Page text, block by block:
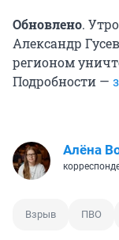
Обновлено.
Александр
регионом
Подробности —
Алёна
Взрыв ПВО